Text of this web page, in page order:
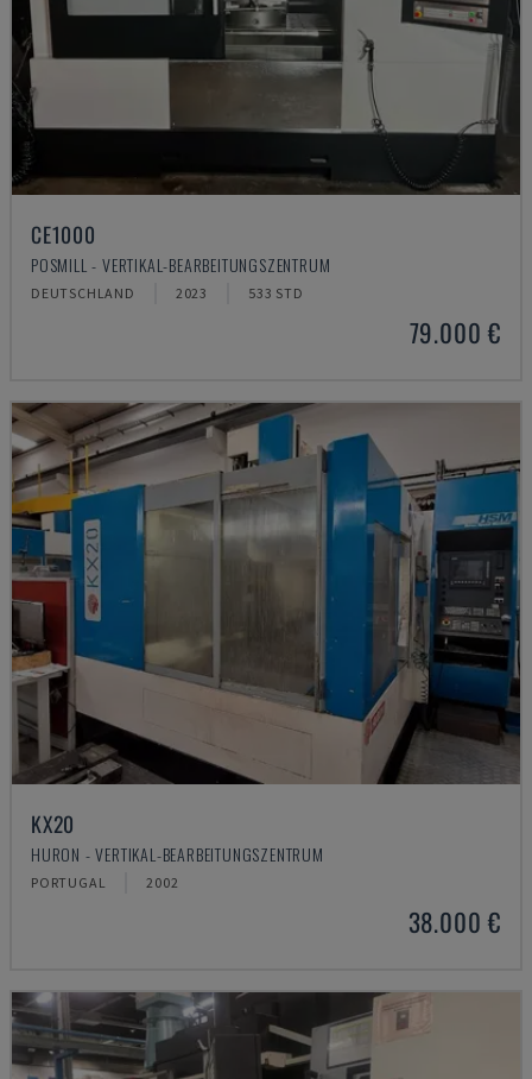
CE1000
POSMILL - VERTIKAL-BEARBEITUNGSZENTRUM
DEUTSCHLAND 2023 533 STD
79.000 €
KX20
HURON - VERTIKAL-BEARBEITUNGSZENTRUM
PORTUGAL 2002
38.000 €